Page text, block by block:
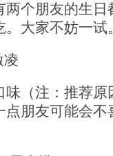
个朋友的生日
。大家不妨一试
（注：推荐原
点朋友可能会